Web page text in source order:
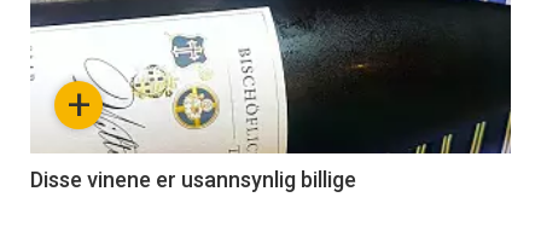
akkurat
nå
3
+
Disse vinene er usannsynlig billige